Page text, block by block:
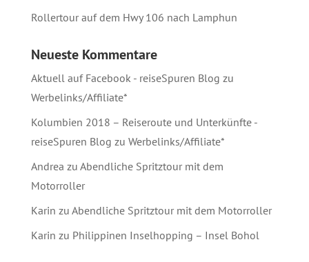
Rollertour auf dem Hwy 106 nach Lamphun
Neueste Kommentare
Aktuell auf Facebook - reiseSpuren Blog zu
Werbelinks/Affiliate*
Kolumbien 2018 – Reiseroute und Unterkünfte -
reiseSpuren Blog zu Werbelinks/Affiliate*
Andrea zu Abendliche Spritztour mit dem
Motorroller
Karin zu Abendliche Spritztour mit dem Motorroller
Karin zu Philippinen Inselhopping – Insel Bohol